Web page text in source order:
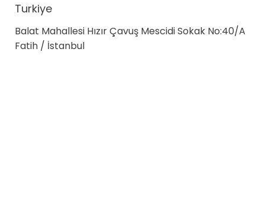
Turkiye
Balat Mahallesi Hızır Çavuş Mescidi Sokak No:40/A
Fatih / İstanbul